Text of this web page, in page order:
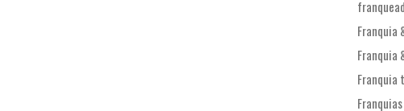
Franquia
Franquia
Franquia
Franquias